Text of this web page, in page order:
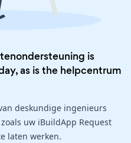
is
as is the helpcentrum
deskundige ingenieurs
uw iBuildApp Request
laten werken.